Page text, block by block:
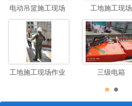
电动吊篮施工现场 工地施工现场
工地施工现场作业 三级电箱